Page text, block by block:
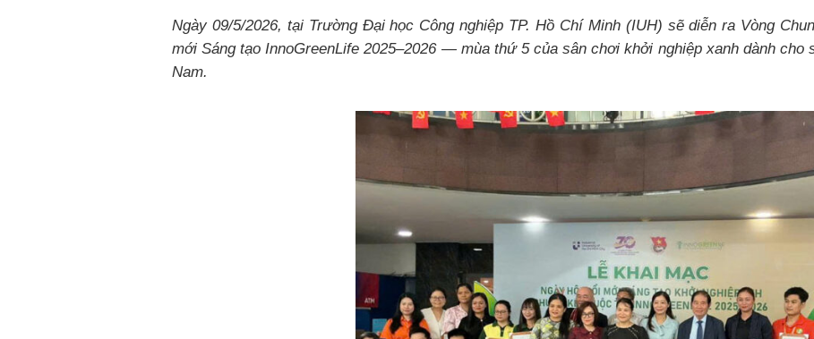
Ngày 09/5/2026, tại Trường Đại học Công nghiệp TP. Hồ Chí Minh (IUH) sẽ diễn ra Vòng
mới Sáng tạo InnoGreenLife 2025–2026 — mùa thứ 5 của sân chơi khởi nghiệp xanh dành cho
Nam.